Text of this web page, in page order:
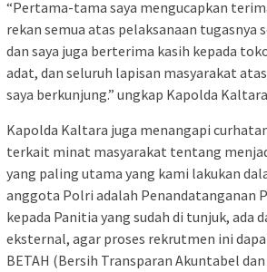
“Pertama-tama saya mengucapkan
rekan semua atas pelaksanaan tugasnya
dan saya juga berterima kasih kepada
adat, dan seluruh lapisan masyarakat
saya berkunjung.” ungkap Kapolda
Kapolda Kaltara juga menangapi
terkait minat masyarakat tentang
yang paling utama yang kami lakukan
anggota Polri adalah Penandatanganan
kepada Panitia yang sudah di tunjuk, ada
eksternal, agar proses rekrutmen ini
BETAH (Bersih Transparan Akuntabel